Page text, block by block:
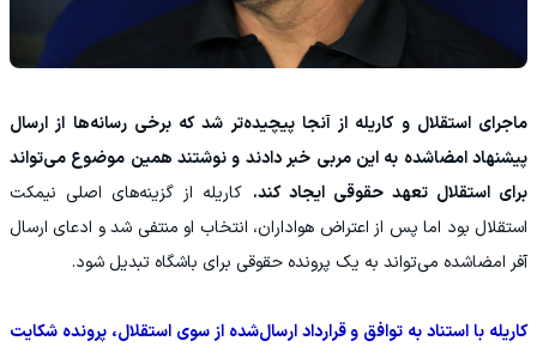
ماجرای استقلال و کاریله از آنجا پیچیده‌تر شد که برخی رسانه‌ها از ارسال
پیشنهاد امضاشده به این مربی خبر دادند و نوشتند همین موضوع می‌تواند
برای استقلال تعهد حقوقی ایجاد کند. کاریله از گزینه‌های اصلی نیمکت
استقلال بود اما پس از اعتراض هواداران، انتخاب او منتفی شد و ادعای ارسال
آفر امضاشده می‌تواند به یک پرونده حقوقی برای باشگاه تبدیل شود.
کاریله با استناد به توافق و قرارداد ارسال‌شده از سوی استقلال، پرونده شکایت